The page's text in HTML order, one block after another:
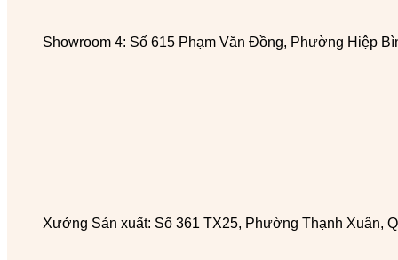
Showroom 4: Số 615 Phạm Văn Đồng, Phường Hiệp
Xưởng Sản xuất: Số 361 TX25, Phường Thạnh Xuân,